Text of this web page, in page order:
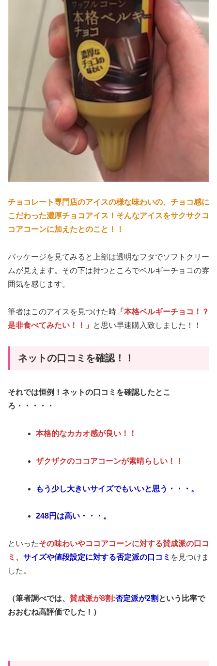
チョコレート専門店のアイスの様な味わいの、チョコ感に
こだわった濃厚チョコアイス！そんなアイスをサクサクコ
コアコーンに加えたとのこと！！
パッケージを見てみると上部は透明なフタでソフトクリー
ムが見えます。その下は持つところでベルギーチョコの雰
囲気を感じます。
筆者はこのアイスを見つけた時 「本格ベルギーチョコ！？
是非食べてみたい！！」
と思い早速購入致しました！！
ネットの口コミを確認！！
それでは恒例！ネットの口コミを確認したとこ
ろ・・・・・
本格的なカカオ感が良い！！
ザクザクのココアコーンが素晴らしい！！
もう少し大きいサイズでもいいと思う・・・。
248円は高い・・・。
といったその味わいやココアコーンに対する賛成派の口コ
ミ、 サイズや値段設定に対する否定派の口コミ を見つけま
した。
（筆者調べでは、 賛成派が8割:否定派が2割 という比率で
おおむね高評価でした！）